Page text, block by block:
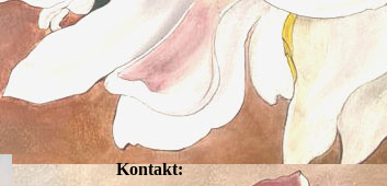
Kontakt: